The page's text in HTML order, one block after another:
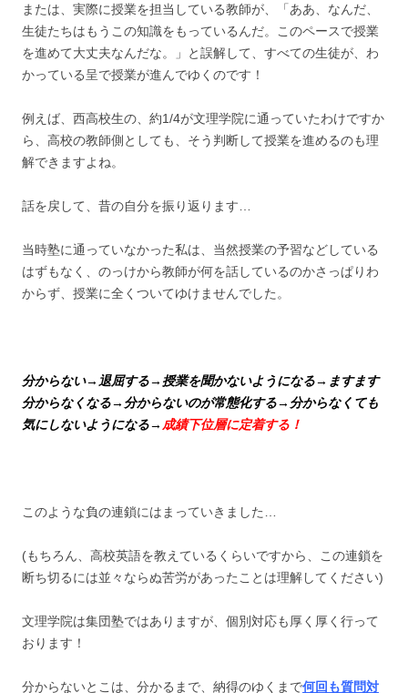
または、実際に授業を担当している教師が、「ああ、なんだ、
生徒たちはもうこの知識をもっているんだ。このペースで授業
を進めて大丈夫なんだな。」と誤解して、すべての生徒が、わ
かっている呈で授業が進んでゆくのです！
例えば、西高校生の、約1/4が文理学院に通っていたわけですか
ら、高校の教師側としても、そう判断して授業を進めるのも理
解できますよね。
話を戻して、昔の自分を振り返ります…
当時塾に通っていなかった私は、当然授業の予習などしている
はずもなく、のっけから教師が何を話しているのかさっぱりわ
からず、授業に全くついてゆけませんでした。
分からない→退屈する→授業を聞かないようになる→ますます
分からなくなる→分からないのが常態化する→分からなくても
気にしないようになる→ 成績下位層に定着する！
このような負の連鎖にはまっていきました…
(もちろん、高校英語を教えているくらいですから、この連鎖を
断ち切るには並々ならぬ苦労があったことは理解してください)
文理学院は集団塾ではありますが、個別対応も厚く厚く行って
おります！
分からないとこは、分かるまで、納得のゆくまで何回も質問対